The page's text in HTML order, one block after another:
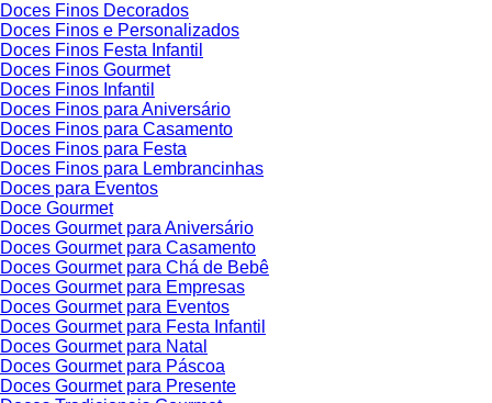
Doces Finos Decorados
Doces Finos e Personalizados
Doces Finos Festa Infantil
Doces Finos Gourmet
Doces Finos Infantil
Doces Finos para Aniversário
Doces Finos para Casamento
Doces Finos para Festa
Doces Finos para Lembrancinhas
Doces para Eventos
Doce Gourmet
Doces Gourmet para Aniversário
Doces Gourmet para Casamento
Doces Gourmet para Chá de Bebê
Doces Gourmet para Empresas
Doces Gourmet para Eventos
Doces Gourmet para Festa Infantil
Doces Gourmet para Natal
Doces Gourmet para Páscoa
Doces Gourmet para Presente